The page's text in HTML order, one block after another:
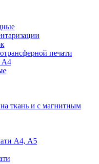
печати
А4
ткань и с магнитным
А4, А5